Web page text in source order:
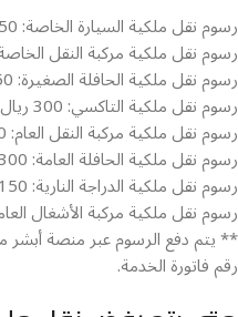
رسوم نقل ملكية السيارة الخاصة: 150 ريال سعودي.
رسوم نقل ملكية مركبة النقل الخاصة: 150 ريال
رسوم نقل ملكية الحافلة الصغيرة: 150 ريال سعودي.
رسوم نقل ملكية التاكسي: 300 ريال سعودي.
رسوم نقل ملكية مركبة النقل العام: 300 ريال سعودي.
رسوم نقل ملكية الحافلة العامة: 300 ريال سعودي.
رسوم نقل ملكية الدراجة النارية: 150 ريال سعودي.
رسوم نقل ملكية مركبة الأشغال العامة: 150 ريال
** يتم دفع الرسوم عبر منصة أبشر
رقم فاتورة الخدمة.